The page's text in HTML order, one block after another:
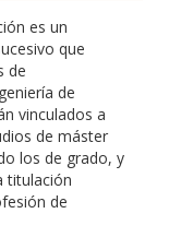
es un
que
de
de
vinculados a
de máster
los de grado, y
titulación
de